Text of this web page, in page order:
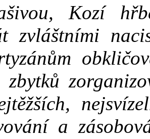
Kozí
zvláštními
zbytků
a